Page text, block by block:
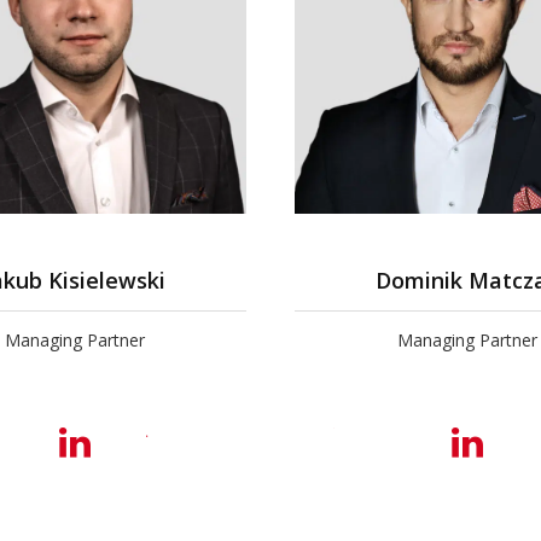
Kisielewski
Managing Partner
Dominik
Managing Partner